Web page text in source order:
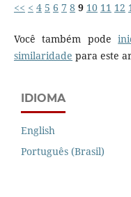
<< < 4 5 6 7 8 9 10 11 12
Você também pode
similaridade para este
IDIOMA
English
Português (Brasil)